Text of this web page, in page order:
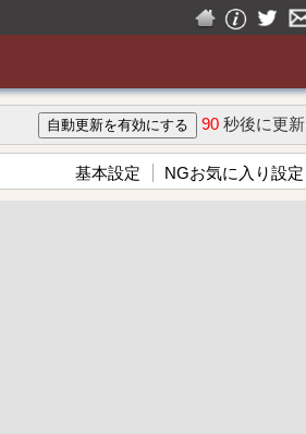
90 秒後に更新
基本設定 NGお気に入り設定